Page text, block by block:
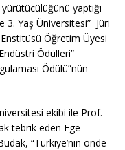
yaptığı
Yaş Üniversitesi” Jüri
Öğretim Üyesi
Ödülleri”
Ödülü”nün
ekibi ile Prof.
tebrik eden Ege
“Türkiye’nin önde